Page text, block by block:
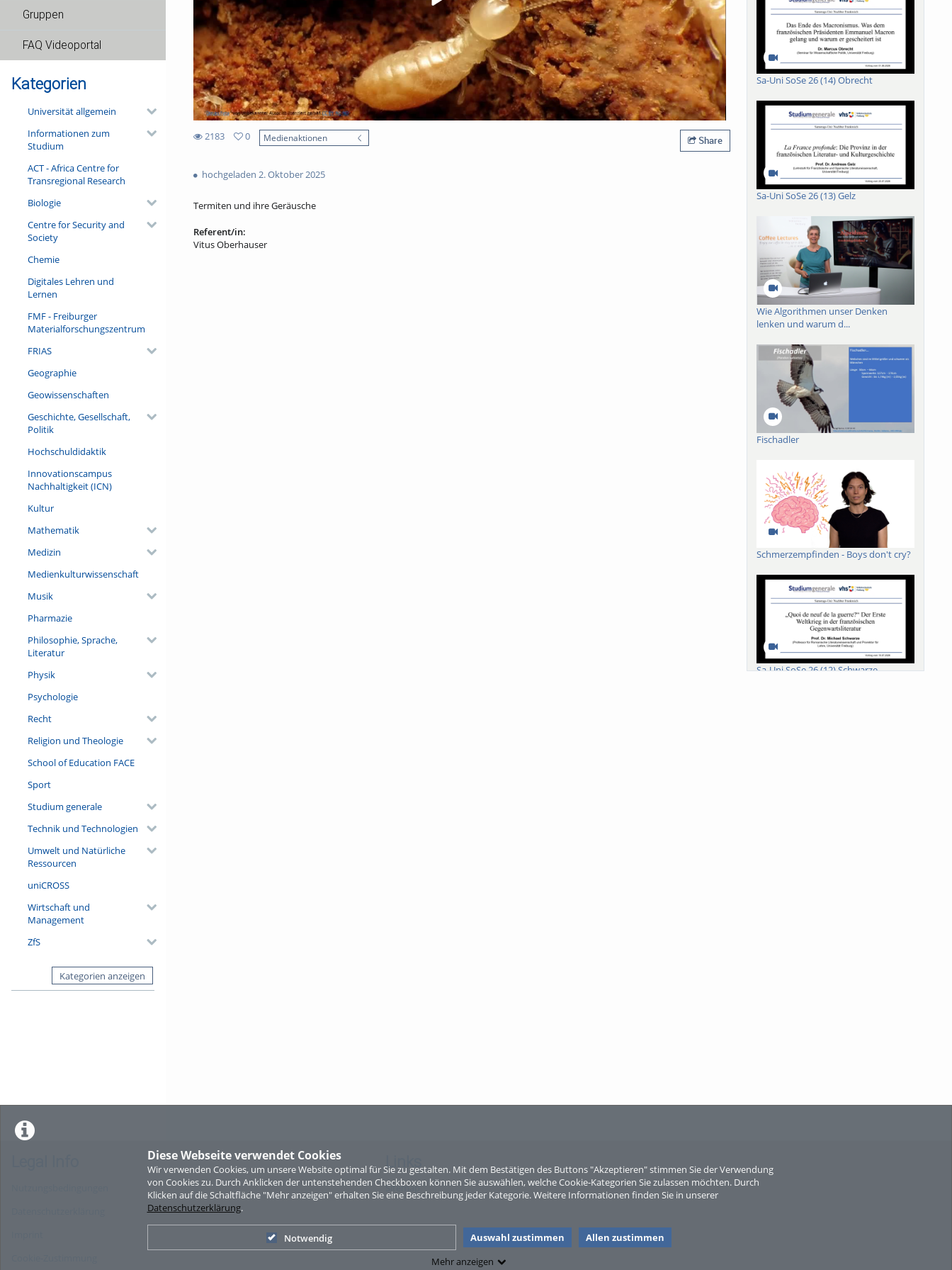
Diese Webseite verwendet Cookies
Wir verwenden Cookies, um unsere Website optimal für Sie zu gestalten. Mit dem Bestätigen des Buttons "Akzeptieren" stimmen Sie der Verwendung
von Cookies zu. Durch Anklicken der untenstehenden Checkboxen können Sie auswählen, welche Cookie-Kategorien Sie zulassen möchten. Durch
Klicken auf die Schaltfläche "Mehr anzeigen" erhalten Sie eine Beschreibung jeder Kategorie. Weitere Informationen finden Sie in unserer
Datenschutzerklärung.
Notwendig Auswahl zustimmen
Allen zustimmen
Mehr anzeigen
Gruppen
FAQ Videoportal
Kategorien
Universität allgemein
Informationen zum
Studium
ACT - Africa Centre for
Transregional Research
Biologie
Centre for Security and
Society
Chemie
Digitales Lehren und
Lernen
FMF - Freiburger
Materialforschungszentrum
FRIAS
Geographie
Geowissenschaften
Geschichte, Gesellschaft,
Politik
Hochschuldidaktik
Innovationscampus
Nachhaltigkeit (ICN)
Kultur
Mathematik
Medizin
Medienkulturwissenschaft
Musik
Pharmazie
Philosophie, Sprache,
Literatur
Physik
Psychologie
Recht
Religion und Theologie
School of Education FACE
Sport
Studium generale
Technik und Technologien
Umwelt und Natürliche
Ressourcen
uniCROSS
Wirtschaft und
Management
ZfS
Kategorien anzeigen
2183
views
0
Medienaktionen Share
hochgeladen 2. Oktober 2025
Termiten und ihre Geräusche
Referent/in:
Vitus Oberhauser
Sa-Uni SoSe 26 (14) Obrecht
Sa-Uni SoSe 26 (13) Gelz
Wie Algorithmen unser Denken
lenken und warum d...
Fischadler
Schmerzempfinden - Boys don't cry?
Sa-Uni SoSe 26 (12) Schwarze
Sperber
Links
Sitemap